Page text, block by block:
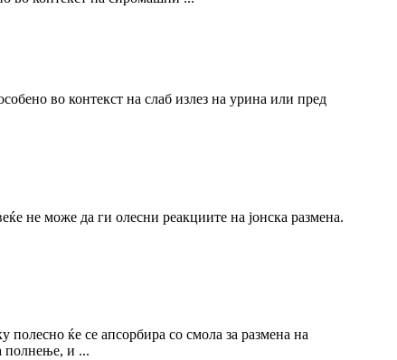
во контекст на слаб излез на урина или пред
не може да ги олесни реакциите на јонска размена.
полесно ќе се апсорбира со смола за размена на
полнење, и ...